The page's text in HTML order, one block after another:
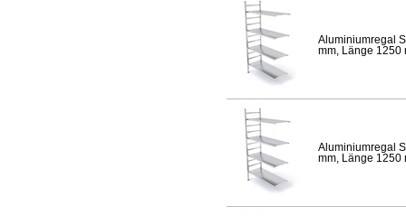
Aluminiumregal
mm, Länge 1250
Aluminiumregal
mm, Länge 1250